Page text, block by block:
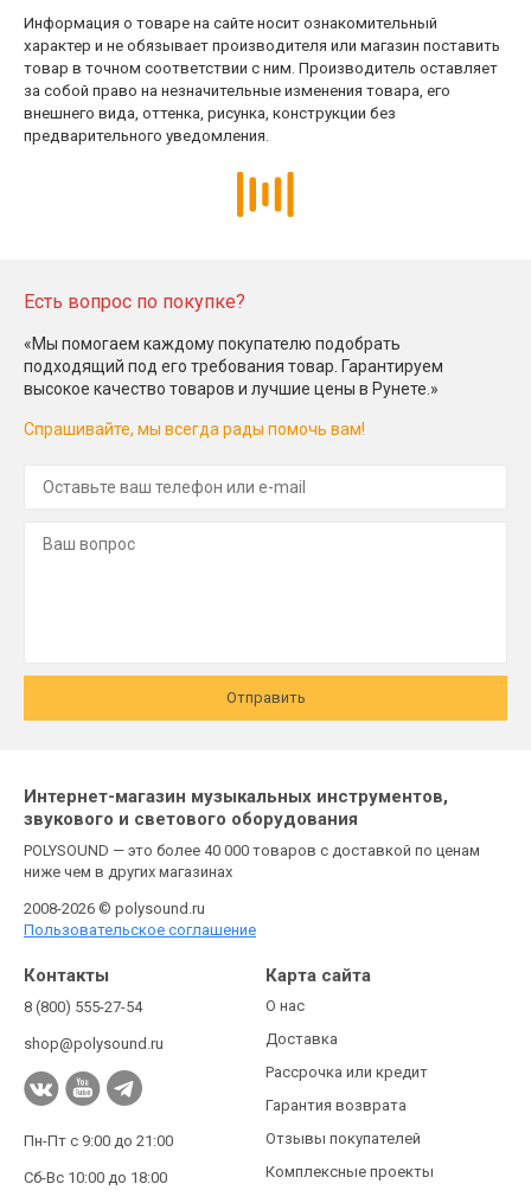
Информация о товаре на сайте носит ознакомительный
характер и не обязывает производителя или магазин поставить
товар в точном соответствии с ним. Производитель оставляет
за собой право на незначительные изменения товара, его
внешнего вида, оттенка, рисунка, конструкции без
предварительного уведомления.
Есть вопрос по покупке?
«Мы помогаем каждому покупателю подобрать
подходящий под его требования товар. Гарантируем
высокое качество товаров и лучшие цены в Рунете.»
Спрашивайте, мы всегда рады помочь вам!
Отправить
Интернет-магазин музыкальных инструментов,
звукового и светового оборудования
POLYSOUND — это более 40 000 товаров с доставкой по ценам
ниже чем в других магазинах
2008-2026 © polysound.ru
Пользовательское соглашение
Контакты
8 (800) 555-27-54
shop@polysound.ru
Пн-Пт с 9:00 до 21:00
Сб-Вс 10:00 до 18:00
Карта сайта
О нас
Доставка
Рассрочка или кредит
Гарантия возврата
Отзывы покупателей
Комплексные проекты